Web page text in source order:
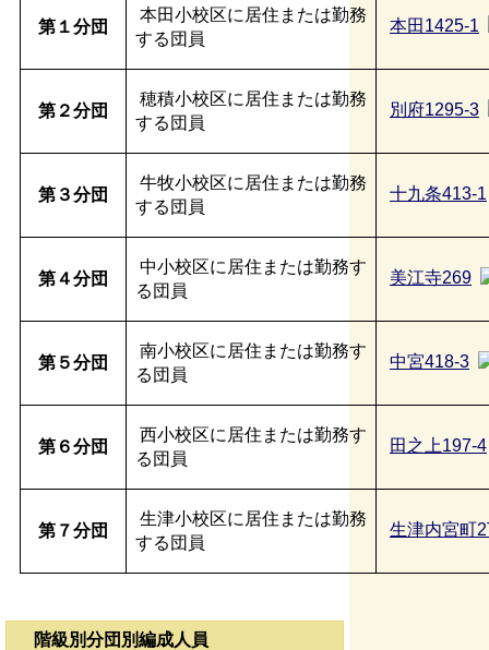
第１分団
本田小校区に居住または勤務
する団員
本田1425-1
第２分団
穂積小校区に居住または勤務
する団員
別府1295-3
第３分団
牛牧小校区に居住または勤務
する団員
十九条413-1
第４分団
中小校区に居住または勤務す
る団員
美江寺269
第５分団
南小校区に居住または勤務す
る団員
中宮418-3
第６分団
西小校区に居住または勤務す
る団員
田之上197-4
第７分団
生津小校区に居住または勤務
する団員
生津内宮町
階級別分団別編成人員